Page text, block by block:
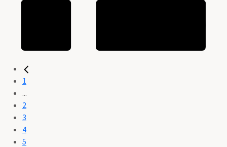
1
...
2
3
4
5